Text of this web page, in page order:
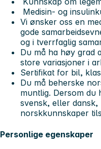
Medisin- og
Vi ønsker oss en
gode
og i tverrfaglig
Du må ha høy grad
store variasjoner i
Sertifikat for bil,
Du må beherske
muntlig. Dersom du
svensk, eller dansk,
norskkunnskaper
Personlige egenskaper